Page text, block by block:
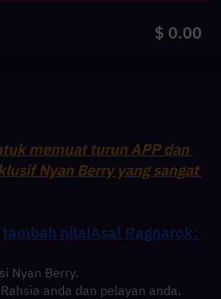
$ 0.00
memuat turun APP dan
Nyan Berry yang sangat
tambah nilaiAsal Ragnarok:
Nyan Berry.
anda dan pelayan anda.